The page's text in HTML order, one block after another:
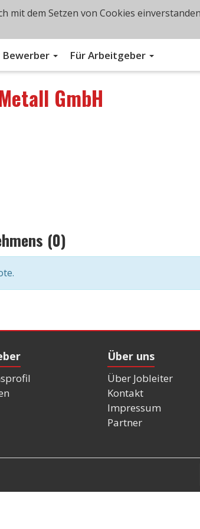
Bewerber Für Arbeitgeber
GmbH
(0)
Über uns
Über Jobleiter
Kontakt
Impressum
Partner
mit dem Setzen von Cookies